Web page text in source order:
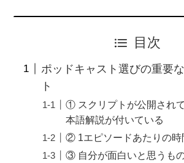
目次
ポッドキャスト選びの重要
ト
① スクリプトが公開され
本語解説が付いている
② 1エピソードあたりの時
③ 自分が面白いと思うも